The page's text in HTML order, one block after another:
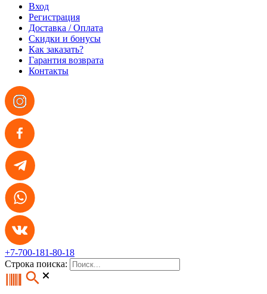
Вход
Регистрация
Доставка / Оплата
Скидки и бонусы
Как заказать?
Гарантия возврата
Контакты
+7-700-181-80-18
Строка поиска: